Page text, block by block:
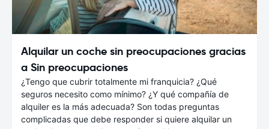
Alquilar un coche sin preocupaciones gracias
a Sin preocupaciones
¿Tengo que cubrir totalmente mi franquicia? ¿Qué
seguros necesito como mínimo? ¿Y qué compañía de
alquiler es la más adecuada? Son todas preguntas
complicadas que debe responder si quiere alquilar un